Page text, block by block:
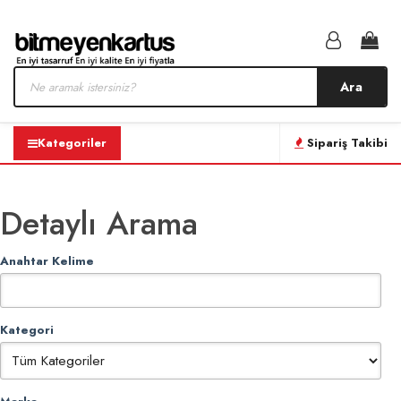
Ara
Kategoriler Sipariş Takibi
Detaylı Arama
Anahtar Kelime
Kategori